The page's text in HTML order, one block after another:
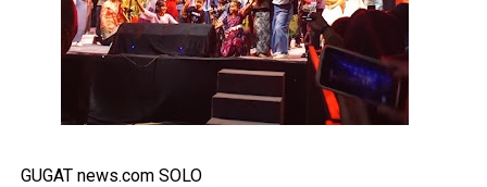
GUGAT news.com SOLO